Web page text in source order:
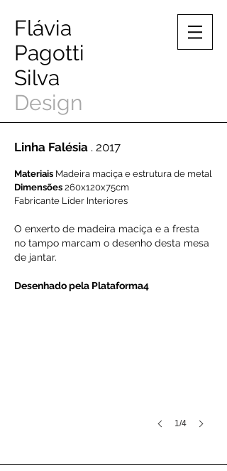
Flávia
Pagotti
Silva
Design
Linha Falésia . 2017
Materiais Madeira maciça e estrutura de metal
Dimensões 260x120x75cm
Fabricante Líder Interiores
O enxerto de madeira maciça e a fresta
no tampo marcam o desenho desta mesa
de jantar.
Desenhado pela Plataforma4
1/4